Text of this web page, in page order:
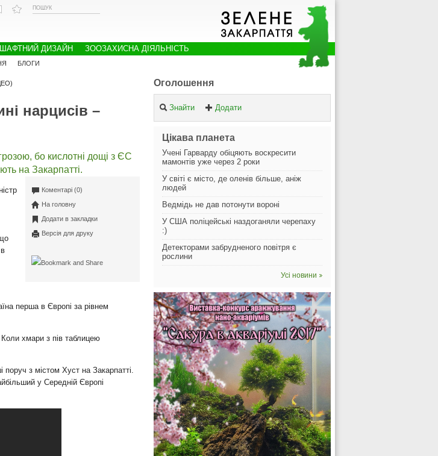
нарцисів –
бо кислотні дощі з ЄС
на Закарпатті.
Коментарі (0)
На головну
Додати в закладки
Версія для друку
перша в Європі за рівнем
Коли хмари з пів таблицею
з містом Хуст на Закарпатті.
у Середній Європі
Оголошення
Знайти Додати
Цікава планета
Учені Гарварду обіцяють воскресити
мамонтів уже через 2 роки
У світі є місто, де оленів більше, аніж
людей
Ведмідь не дав потонути вороні
У США поліцейські наздоганяли черепаху
:)
Детекторами забрудненого повітря є
рослини
Усі новини
ДИЗАЙН ЗООЗАХИСНА ДІЯЛЬНІСТЬ
БЛОГИ